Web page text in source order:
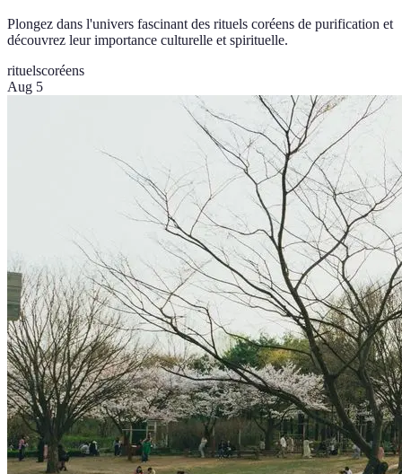
Plongez dans l'univers fascinant des rituels coréens de purification et
découvrez leur importance culturelle et spirituelle.
rituelscoréens
Aug 5